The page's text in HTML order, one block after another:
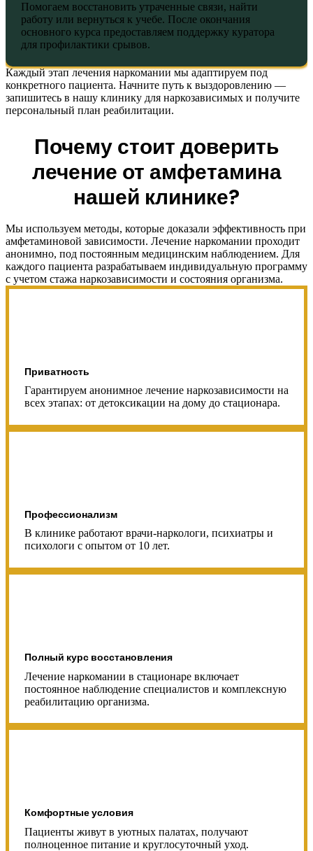
Помогаем восстановить утраченные связи, найти
работу или вернуться к учебе. После окончания
основного курса предоставляем поддержку куратора
для профилактики срывов.
Каждый этап лечения наркомании мы адаптируем под
конкретного пациента. Начните путь к выздоровлению —
запишитесь в нашу клинику для наркозависимых и получите
персональный план реабилитации.
Почему стоит доверить
лечение от амфетамина
нашей клинике?
Мы используем методы, которые доказали эффективность при
амфетаминовой зависимости. Лечение наркомании проходит
анонимно, под постоянным медицинским наблюдением. Для
каждого пациента разрабатываем индивидуальную программу
с учетом стажа наркозависимости и состояния организма.
Приватность
Гарантируем анонимное лечение наркозависимости на
всех этапах: от детоксикации на дому до стационара.
Профессионализм
В клинике работают врачи-наркологи, психиатры и
психологи с опытом от 10 лет.
Полный курс восстановления
Лечение наркомании в стационаре включает
постоянное наблюдение специалистов и комплексную
реабилитацию организма.
Комфортные условия
Пациенты живут в уютных палатах, получают
полноценное питание и круглосуточный уход.